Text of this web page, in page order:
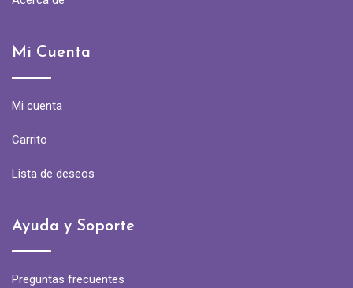
Mi Cuenta
Mi cuenta
Carrito
Lista de deseos
Ayuda y Soporte
Preguntas frecuentes